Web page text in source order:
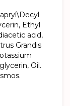
Ethyl
acid,
Grandis
Oil.